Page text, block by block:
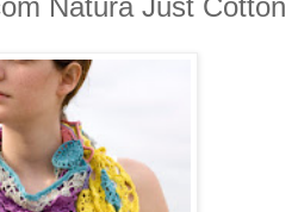
Natura Just Cotton